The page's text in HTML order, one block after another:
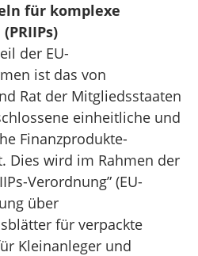
für komplexe
der EU-
ist das von
Rat der Mitgliedsstaaten
einheitliche und
Finanzprodukte-
Dies wird im Rahmen der
Verordnung” (EU-
über
für verpackte
Kleinanleger und